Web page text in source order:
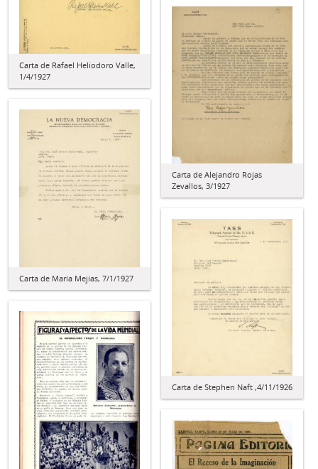
Carta de Rafael Heliodoro Valle,
1/4/1927
Carta de Alejandro Rojas
Zevallos, 3/1927
Carta de María Mejías, 7/1/1927
Carta de Stephen Naft ,4/11/1926